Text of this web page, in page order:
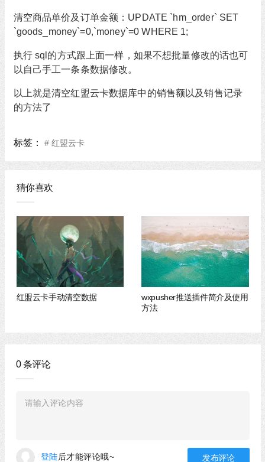
清空商品单价及订单金额：UPDATE `hm_order` SET
`goods_money`=0,`money`=0 WHERE 1;
执行 sql的方式跟上面一样，如果不想批量修改的话也可
以自己手工一条条数据修改。
以上就是清空红盟云卡数据库中的销售额以及销售记录
的方法了
标签： # 红盟云卡
猜你喜欢
红盟云卡手动清空数据
wxpusher推送插件简介及使用
方法
0条评论
登陆后才能评论哦~